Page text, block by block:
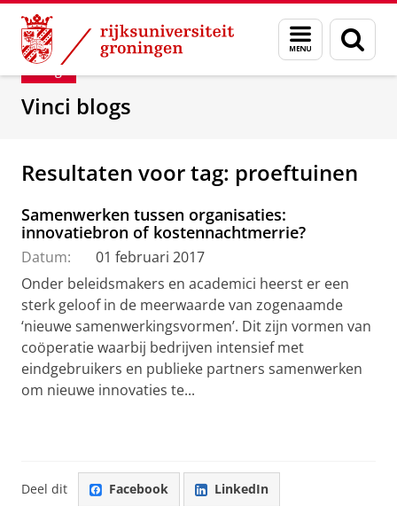
Skip
Content
Skip
Navigation
Menu
en
zoeken
Department of Innovation Management &
Blog
Vinci blogs
Resultaten voor tag: proeftuinen
Samenwerken tussen organisaties:
innovatiebron of kostennachtmerrie?
Datum:
01 februari 2017
Onder beleidsmakers en academici heerst er een
sterk geloof in de meerwaarde van zogenaamde
‘nieuwe samenwerkingsvormen’. Dit zijn vormen van
coöperatie waarbij bedrijven intensief met
eindgebruikers en publieke partners samenwerken
om nieuwe innovaties te...
Deel dit Facebook LinkedIn